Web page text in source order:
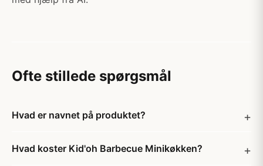
Ofte stillede spørgsmål
Hvad er navnet på produktet?
Hvad koster Kid'oh Barbecue Minikøkken?